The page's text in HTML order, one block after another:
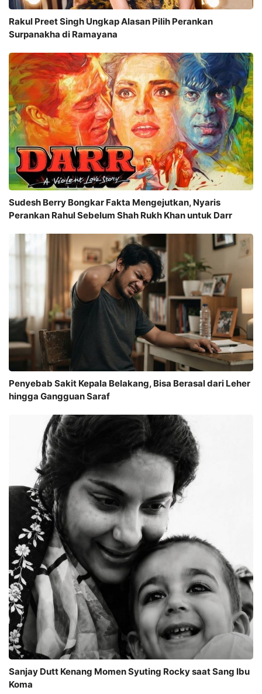
Rakul Preet Singh Ungkap Alasan Pilih Perankan
Surpanakha di Ramayana
Sudesh Berry Bongkar Fakta Mengejutkan, Nyaris
Perankan Rahul Sebelum Shah Rukh Khan untuk Darr
Penyebab Sakit Kepala Belakang, Bisa Berasal dari Leher
hingga Gangguan Saraf
Sanjay Dutt Kenang Momen Syuting Rocky saat Sang Ibu
Koma